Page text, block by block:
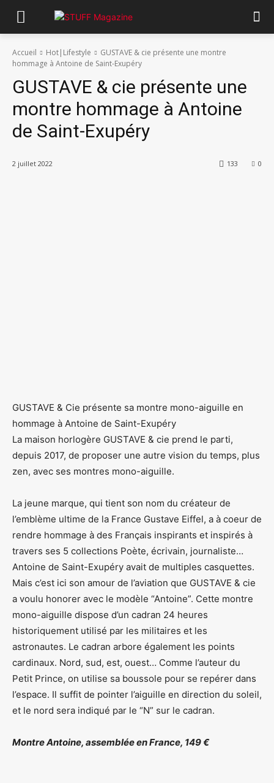
Accueil Hot|Lifestyle
GUSTAVE & cie présente une montre
hommage à Antoine de Saint-Exupéry
GUSTAVE & cie présente une
montre hommage à Antoine
de Saint-Exupéry
2 juillet 2022 0
133
GUSTAVE & Cie présente sa montre mono-aiguille en
hommage à Antoine de Saint-Exupéry
La maison horlogère GUSTAVE & cie prend le parti,
depuis 2017, de proposer une autre vision du temps, plus
zen, avec ses montres mono-aiguille.
La jeune marque, qui tient son nom du créateur de
l’emblème ultime de la France Gustave Eiffel, a à coeur de
rendre hommage à des Français inspirants et inspirés à
travers ses 5 collections Poète, écrivain, journaliste…
Antoine de Saint-Exupéry avait de multiples casquettes.
Mais c’est ici son amour de l’aviation que GUSTAVE & cie
a voulu honorer avec le modèle “Antoine”. Cette montre
mono-aiguille dispose d’un cadran 24 heures
historiquement utilisé par les militaires et les
astronautes. Le cadran arbore également les points
cardinaux. Nord, sud, est, ouest… Comme l’auteur du
Petit Prince, on utilise sa boussole pour se repérer dans
l’espace. Il suffit de pointer l’aiguille en direction du soleil,
et le nord sera indiqué par le “N” sur le cadran.
Montre Antoine, assemblée en France, 149 €